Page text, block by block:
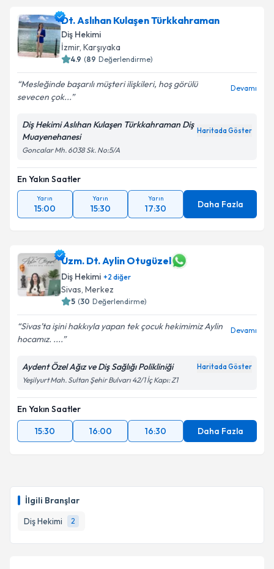
İlgili Branşlar
Diş Hekimi
2
Dt. Aslıhan Kulaşen Türkkahraman
Diş Hekimi
İzmir, Karşıyaka
4.9 (89 Değerlendirme)
Mesleğinde başarılı müşteri ilişkileri, hoş görülü
sevecen çok...
Devamı
Diş Hekimi Aslıhan Kulaşen Türkkahraman Diş
Muayenehanesi
Haritada Göster
Goncalar Mh. 6038 Sk. No:5/A
En Yakın Saatler
Yarın
15:00
Yarın
15:30
Yarın
17:30 Daha Fazla
Uzm. Dt. Aylin Otugüzel
Diş Hekimi +2 diğer
Sivas, Merkez
5 (30 Değerlendirme)
Sivas’ta işini hakkıyla yapan tek çocuk hekimimiz Aylin
hocamız. ....
Devamı
Aydent Özel Ağız ve Diş Sağlığı Polikliniği Haritada Göster
Yeşilyurt Mah. Sultan Şehir Bulvarı 42/1 İç Kapı: Z1
En Yakın Saatler
15:30
16:00 16:30 Daha Fazla